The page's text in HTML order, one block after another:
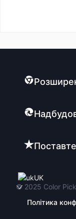
UK
© 2025 Color
Політика